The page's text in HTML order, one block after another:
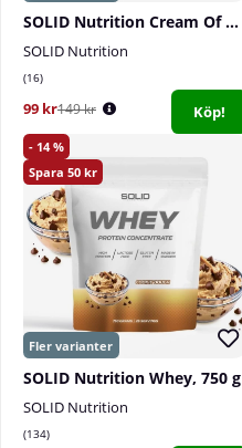
SOLID Nutrition Cream Of Rice, 1 kg
SOLID Nutrition
16
99 kr149 kr Köp!
14
50
SOLID Nutrition Whey, 750 g
SOLID Nutrition
134